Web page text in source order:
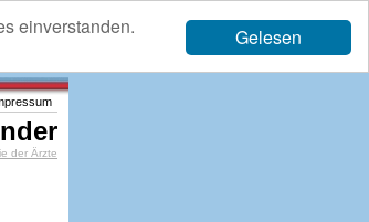
Gelesen
einverstanden.
der Ärzte